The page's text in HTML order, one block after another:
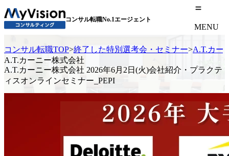
コンサル転職No.1エージェント
MENU
コンサル転職TOP>終了した特別選考会・セミナー>A.T.カー
A.T.カーニー株式会社
A.T.カーニー株式会社 2026年6月2日(火)会社紹介・プラクテ
ィスオンラインセミナー_PEPI